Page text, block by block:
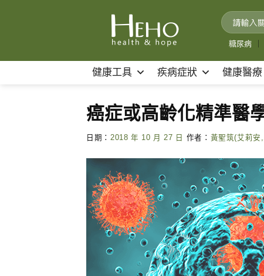
糖尿病
健康工具 疾病症狀 健康醫療
癌症或高齡化精準醫
日期： 2018 年 10 月 27 日 作者： 黃聖筑(艾莉安